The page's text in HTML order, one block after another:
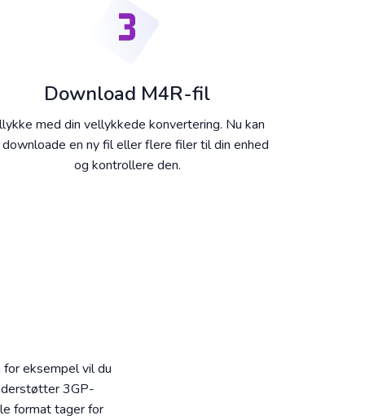
Download M4R-fil
med din vellykkede konvertering. Nu kan
downloade en ny fil eller flere filer til din enhed
og kontrollere den.
eksempel vil du
3GP-
format tager for